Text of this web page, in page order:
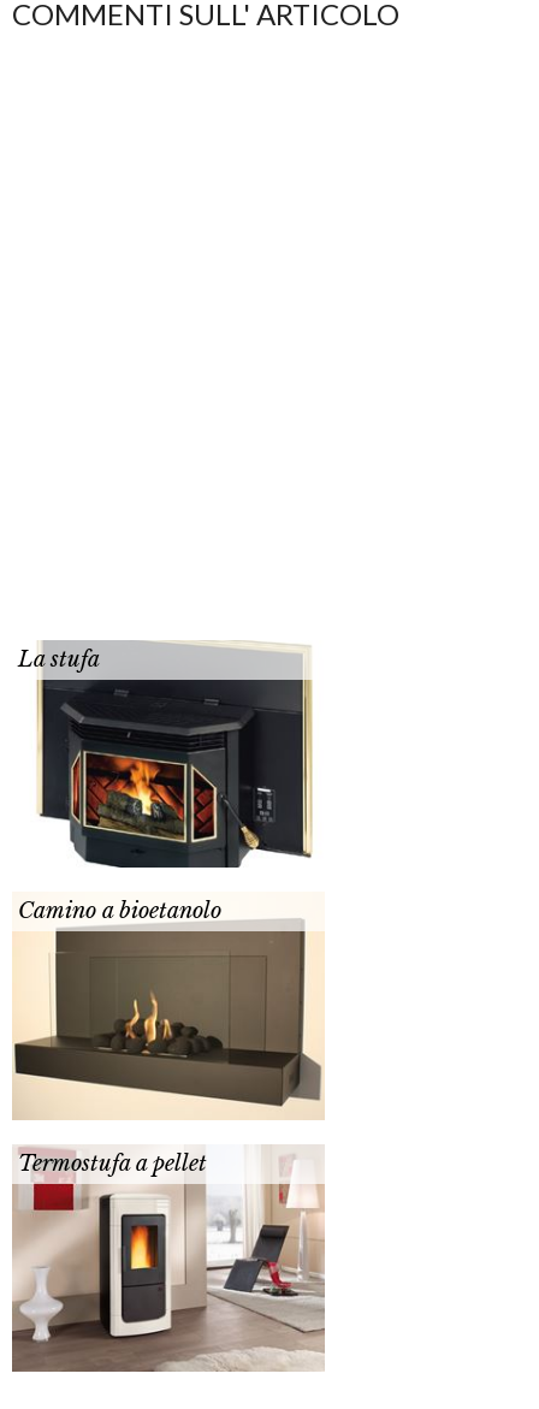
COMMENTI SULL' ARTICOLO
La stufa
Camino a bioetanolo
Termostufa a pellet